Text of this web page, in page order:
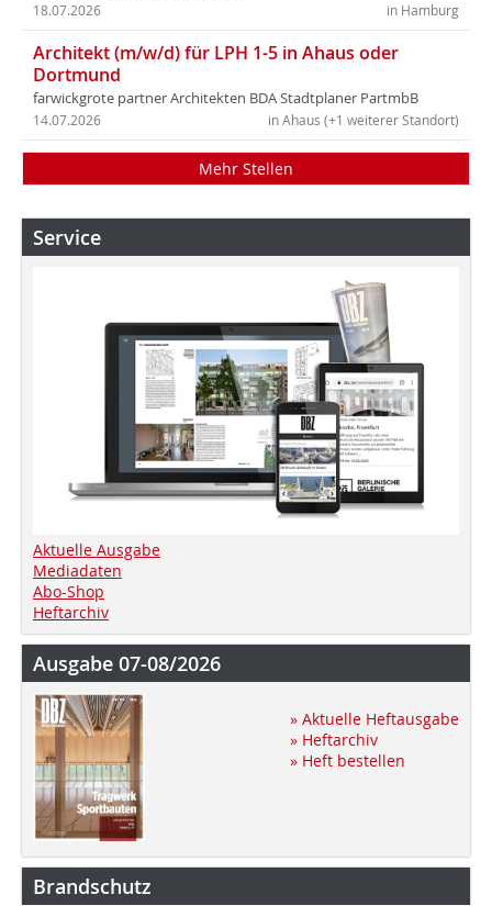
in Hamburg
18.07.2026
Architekt (m/w/d) für LPH 1-5 in Ahaus oder
Dortmund
farwickgrote partner Architekten BDA Stadtplaner PartmbB
in Ahaus (+1 weiterer Standort)
14.07.2026
Mehr Stellen
Service
Aktuelle Ausgabe
Mediadaten
Abo-Shop
Heftarchiv
Ausgabe 07-08/2026
» Aktuelle Heftausgabe
» Heftarchiv
» Heft bestellen
Brandschutz